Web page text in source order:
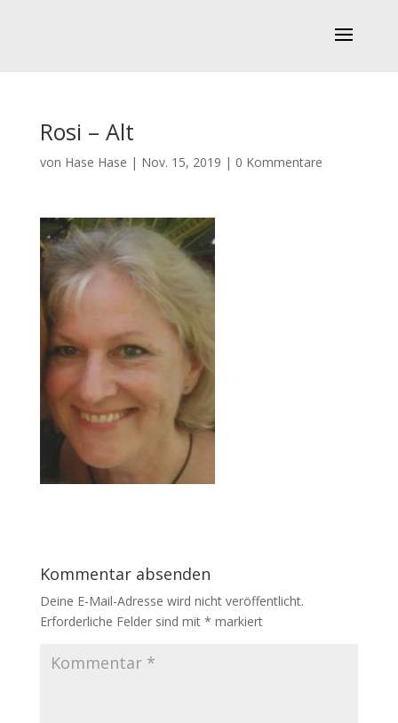
Rosi – Alt
von Hase Hase | Nov. 15, 2019 | 0 Kommentare
Kommentar absenden
Deine E-Mail-Adresse wird nicht veröffentlicht.
Erforderliche Felder sind mit * markiert